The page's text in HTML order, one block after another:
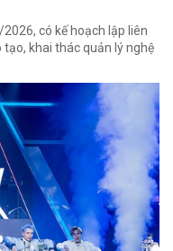
có kế hoạch lập liên
khai thác quản lý nghệ